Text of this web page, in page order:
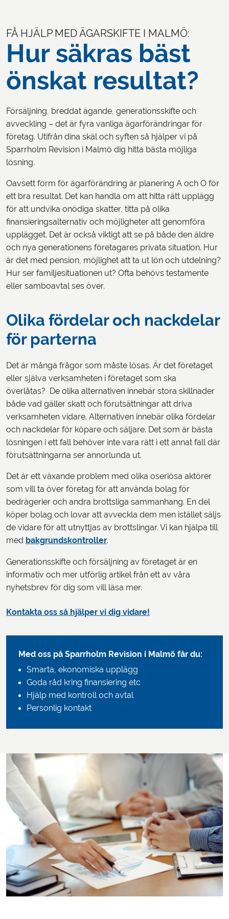
LOGGA IN
FÅ HJÄLP MED ÄGARSKIFTE I MALMÖ:
Hur säkras bäst
önskat resultat?
Försäljning, breddat ägande, generationsskifte och
avveckling – det är fyra vanliga ägarförändringar för
företag. Utifrån dina skäl och syften så hjälper vi på
Sparrholm Revision i Malmö dig hitta bästa möjliga
lösning.
Oavsett form för ägarförändring är planering A och O för
ett bra resultat. Det kan handla om att hitta rätt upplägg
för att undvika onödiga skatter, titta på olika
finansieringsalternativ och möjligheter att genomföra
upplägget. Det är också viktigt att se på både den äldre
och nya generationens företagares privata situation. Hur
är det med pension, möjlighet att ta ut lön och utdelning?
Hur ser familjesituationen ut? Ofta behövs testamente
eller samboavtal ses över.
Olika fördelar och nackdelar
för parterna
Det är många frågor som måste lösas. Är det företaget
eller själva verksamheten i företaget som ska
överlåtas? De olika alternativen innebär stora skillnader
både vad gäller skatt och förutsättningar att driva
verksamheten vidare. Alternativen innebär olika fördelar
och nackdelar för köpare och säljare. Det som är bästa
lösningen i ett fall behöver inte vara rätt i ett annat fall där
förutsättningarna ser annorlunda ut.
Det är ett växande problem med olika oseriösa aktörer
som vill ta över företag för att använda bolag för
bedrägerier och andra brottsliga sammanhang. En del
köper bolag och lovar att avveckla dem men istället säljs
de vidare för att utnyttjas av brottslingar. Vi kan hjälpa till
med bakgrundskontroller.
Generationsskifte och försäljning av företaget är en
informativ och mer utförlig artikel från ett av våra
nyhetsbrev för dig som vill läsa mer.
Kontakta oss så hjälper vi dig vidare!
Med oss på Sparrholm Revision i Malmö får du:
Smarta, ekonomiska upplägg
Goda råd kring finansiering etc
Hjälp med kontroll och avtal
Personlig kontakt